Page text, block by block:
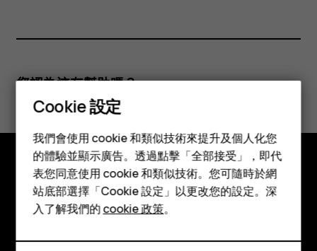
智慧型手機
功能型手機
配件
平板電腦
您認為這有幫助嗎？
探索
關於
Planet and people
Cookie 設定
我們會使用 cookie 和類似技術來提升及個人化您
的體驗並顯示廣告。透過點擊「全部接受」，即代
表您同意使用 cookie 和類似技術。您可隨時於網
站底部選擇「Cookie 設定」以更改您的設定。深
入了解我們的cookie 政策。